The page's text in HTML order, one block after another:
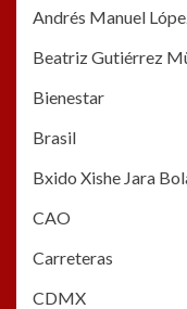
Andrés Manuel
Beatriz Gutiérrez
Bienestar
Brasil
Bxido Xishe Jara
CAO
Carreteras
CDMX